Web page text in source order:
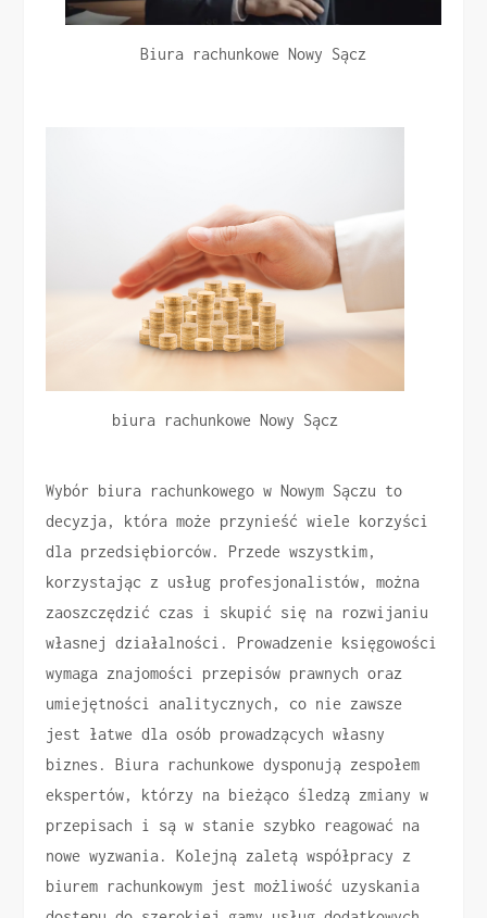
Biura rachunkowe Nowy Sącz
biura rachunkowe Nowy Sącz
Wybór biura rachunkowego w Nowym Sączu to
decyzja, która może przynieść wiele korzyści
dla przedsiębiorców. Przede wszystkim,
korzystając z usług profesjonalistów, można
zaoszczędzić czas i skupić się na rozwijaniu
własnej działalności. Prowadzenie księgowości
wymaga znajomości przepisów prawnych oraz
umiejętności analitycznych, co nie zawsze
jest łatwe dla osób prowadzących własny
biznes. Biura rachunkowe dysponują zespołem
ekspertów, którzy na bieżąco śledzą zmiany w
przepisach i są w stanie szybko reagować na
nowe wyzwania. Kolejną zaletą współpracy z
biurem rachunkowym jest możliwość uzyskania